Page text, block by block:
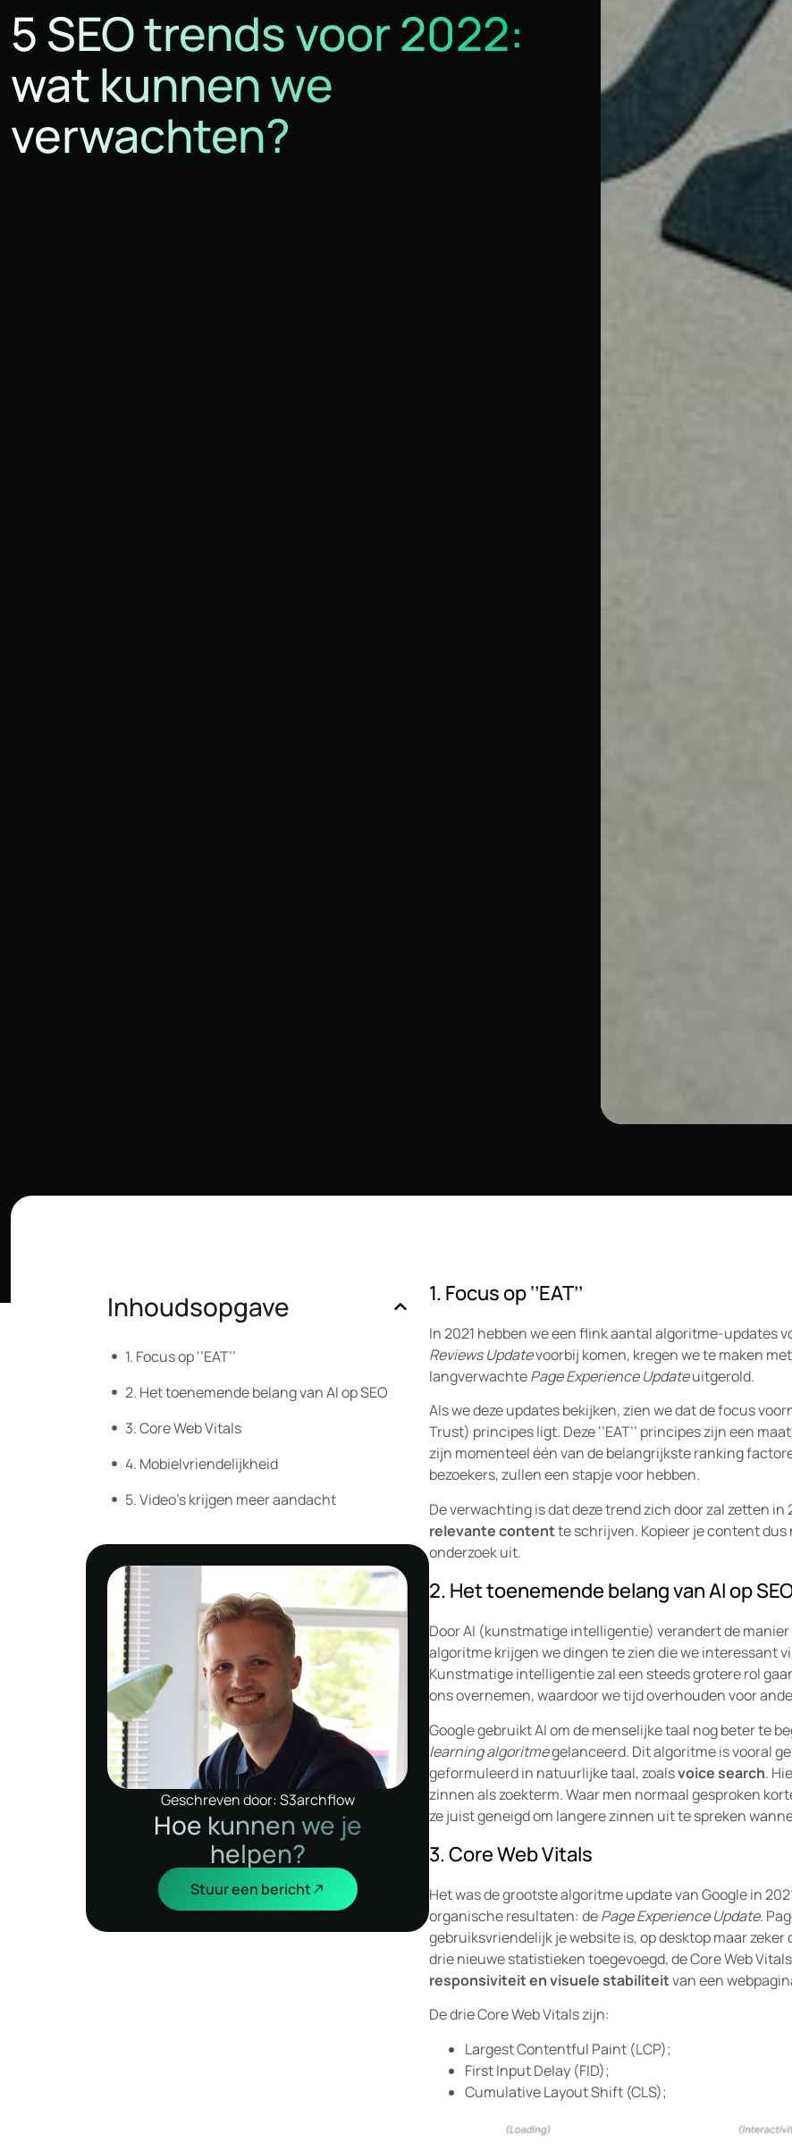
5 SEO trends voor 2022:
wat kunnen we
verwachten?
Inhoudsopgave
1. Focus op ‘’EAT’’
2. Het toenemende belang van AI op SEO
3. Core Web Vitals
4. Mobielvriendelijkheid
5. Video’s krijgen meer aandacht
Geschreven door: S3archflow
Hoe kunnen we je
helpen?
Stuur een bericht
1. Focus op ‘’EAT’’
In 2021 hebben we een flink aantal algoritme-updates
Reviews Updatevoorbij komen, kregen we te maken
langverwachtePage Experience Updateuitgerold.
Als we deze updates bekijken, zien we dat de focus
Trust) principes ligt. Deze ‘’EAT’’ principes zijn een
zijn momenteel één van de belangrijkste ranking
bezoekers, zullen een stapje voor hebben.
De verwachting is dat deze trend zich door zal zetten in
relevante contentte schrijven. Kopieer je content
onderzoek uit.
2. Het toenemende belang van AI op
Door AI (kunstmatige intelligentie) verandert de
algoritme krijgen we dingen te zien die we interessant
Kunstmatige intelligentie zal een steeds grotere rol
ons overnemen, waardoor we tijd overhouden voor
Google gebruikt AI om de menselijke taal nog beter te
learning algoritmegelanceerd. Dit algoritme is vooral
geformuleerd in natuurlijke taal, zoalsvoice search.
zinnen als zoekterm. Waar men normaal gesproken
ze juist geneigd om langere zinnen uit te spreken
3. Core Web Vitals
Het was de grootste algoritme update van Google in
organische resultaten: dePage Experience Update.
gebruiksvriendelijk je website is, op desktop maar
drie nieuwe statistieken toegevoegd, de Core Web
responsiviteit en visuele stabiliteitvan een
De drie Core Web Vitals zijn:
Largest Contentful Paint (LCP);
First Input Delay (FID);
Cumulative Layout Shift (CLS);